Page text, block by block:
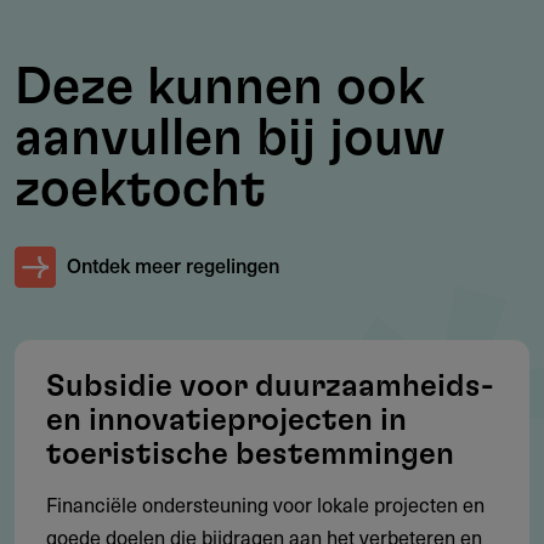
Ondernemers die gevestigd zijn in Zeeland​.
Voorwaarden
Bedrijven moeten fysiek en actief aanwezig zijn in
Zeeland
Aanvragen worden beoordeeld door een onafhankelijke
deskundigencommissie​.
Alleen beschikbaar voor bedrijven in de toeristische
Deze kunnen ook
aanvullen bij jouw
zoektocht
Ontdek meer regelingen
Subsidie voor duurzaamheids-
en innovatieprojecten in
toeristische bestemmingen
Financiële ondersteuning voor lokale projecten en
goede doelen die bijdragen aan het verbeteren en